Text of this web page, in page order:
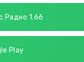
Радио 1.66
Play